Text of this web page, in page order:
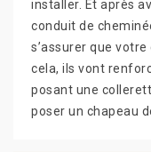
installer. Et après
conduit de
s’assurer que
cela, ils vont
posant une
poser un chapeau